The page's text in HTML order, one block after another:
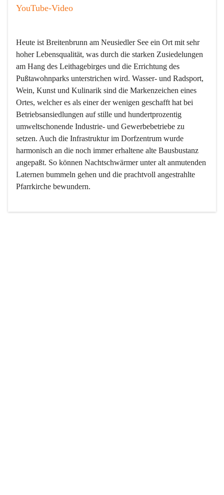
YouTube-Video
Heute ist Breitenbrunn am Neusiedler See ein Ort mit sehr
hoher Lebensqualität, was durch die starken Zusiedelungen
am Hang des Leithagebirges und die Errichtung des
Pußtawohnparks unterstrichen wird. Wasser- und Radsport,
Wein, Kunst und Kulinarik sind die Markenzeichen eines
Ortes, welcher es als einer der wenigen geschafft hat bei
Betriebsansiedlungen auf stille und hundertprozentig
umweltschonende Industrie- und Gewerbebetriebe zu
setzen. Auch die Infrastruktur im Dorfzentrum wurde
harmonisch an die noch immer erhaltene alte Bausbustanz
angepaßt. So können Nachtschwärmer unter alt anmutenden
Laternen bummeln gehen und die prachtvoll angestrahlte
Pfarrkirche bewundern.
Der Weinbau dominert heute nicht mehr, ist aber integrativer